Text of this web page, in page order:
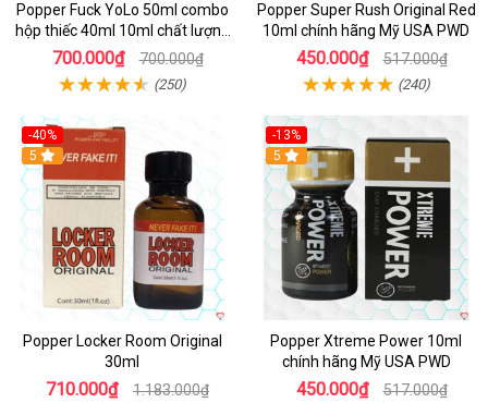
Popper Fuck YoLo 50ml combo
hộp thiếc 40ml 10ml chất lượng
tốt
700.000₫ 700.000₫
(250)
Popper Super Rush Original Red
10ml chính hãng Mỹ USA PWD
450.000₫ 517.000₫
(240)
-40%
5
Popper Locker Room Original
30ml
710.000₫ 1.183.000₫
-13%
Hot
5
Popper Xtreme Power 10ml
chính hãng Mỹ USA PWD
450.000₫ 517.000₫